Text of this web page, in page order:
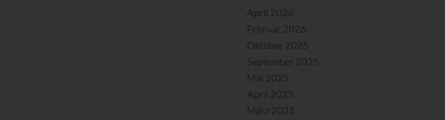
April 2026
Februar 2026
Oktober 2025
September 2025
Mai 2025
April 2025
März 2025